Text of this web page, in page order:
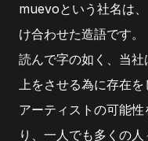
muevoという社名は
け合わせた造語です。
読んで字の如く、当
上をさせる為に存在を
アーティストの可能
り、一人でも多くの人